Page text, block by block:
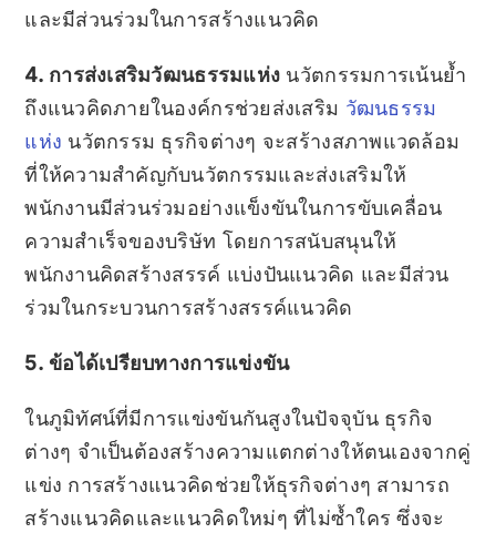
และมีส่วนร่วมในการสร้างแนวคิด
4. การส่งเสริมวัฒนธรรมแห่ง นวัตกรรมการเน้นย้ำ
ถึงแนวคิดภายในองค์กรช่วยส่งเสริม วัฒนธรรม
แห่ง นวัตกรรม ธุรกิจต่างๆ จะสร้างสภาพแวดล้อม
ที่ให้ความสำคัญกับนวัตกรรมและส่งเสริมให้
พนักงานมีส่วนร่วมอย่างแข็งขันในการขับเคลื่อน
ความสำเร็จของบริษัท โดยการสนับสนุนให้
พนักงานคิดสร้างสรรค์ แบ่งปันแนวคิด และมีส่วน
ร่วมในกระบวนการสร้างสรรค์แนวคิด
5. ข้อได้เปรียบทางการแข่งขัน
ในภูมิทัศน์ที่มีการแข่งขันกันสูงในปัจจุบัน ธุรกิจ
ต่างๆ จำเป็นต้องสร้างความแตกต่างให้ตนเองจากคู่
แข่ง การสร้างแนวคิดช่วยให้ธุรกิจต่างๆ สามารถ
สร้างแนวคิดและแนวคิดใหม่ๆ ที่ไม่ซ้ำใคร ซึ่งจะ